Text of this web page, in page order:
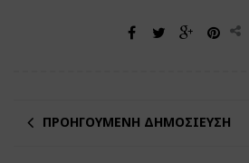
ΠΡΟΗΓΟΎΜΕΝΗ ΔΗΜΟΣΊΕΥΣΗ